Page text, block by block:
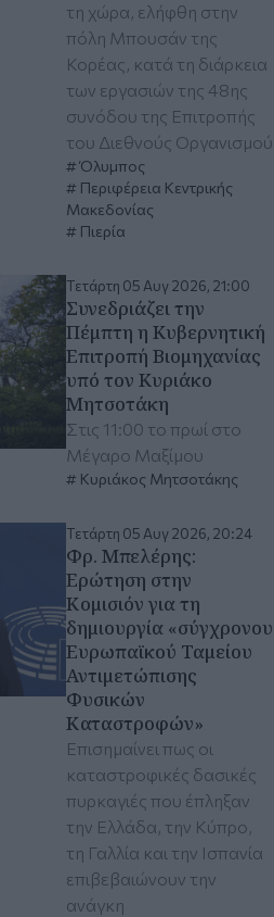
τη χώρα, ελήφθη στην
πόλη Μπουσάν της
Κορέας, κατά τη διάρκεια
των εργασιών της 48ης
συνόδου της Επιτροπής
του Διεθνούς Οργανισμού
Όλυμπος
Περιφέρεια Κεντρικής
Μακεδονίας
Πιερία
Τετάρτη 05 Αυγ 2026, 21:00
Συνεδριάζει την
Πέμπτη η Κυβερνητική
Επιτροπή Βιομηχανίας
υπό τον Κυριάκο
Μητσοτάκη
Στις 11:00 το πρωί στο
Μέγαρο Μαξίμου
Κυριάκος Μητσοτάκης
Τετάρτη 05 Αυγ 2026, 20:24
Φρ. Μπελέρης:
Ερώτηση στην
Κομισιόν για τη
δημιουργία «σύγχρονου
Ευρωπαϊκού Ταμείου
Αντιμετώπισης
Φυσικών
Καταστροφών»
Επισημαίνει πως οι
καταστροφικές δασικές
πυρκαγιές που έπληξαν
την Ελλάδα, την Κύπρο,
τη Γαλλία και την Ισπανία
επιβεβαιώνουν την
ανάγκη